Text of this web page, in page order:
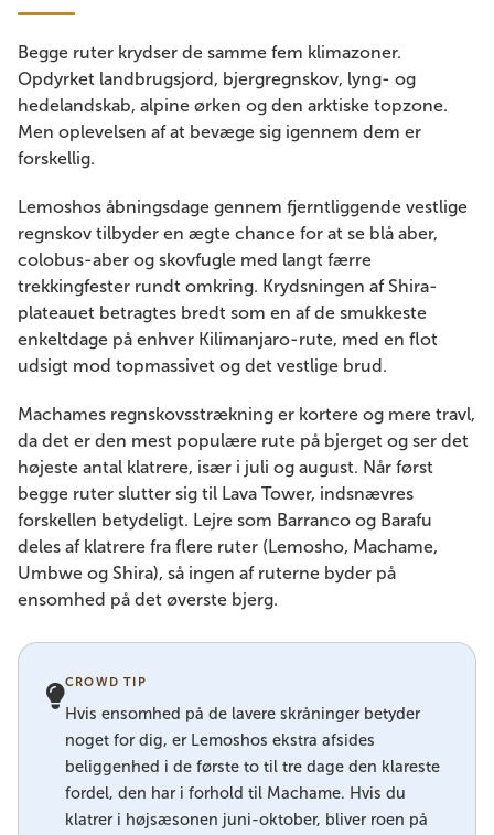
Begge ruter krydser de samme fem klimazoner.
Opdyrket landbrugsjord, bjergregnskov, lyng- og
hedelandskab, alpine ørken og den arktiske topzone.
Men oplevelsen af ​​at bevæge sig igennem dem er
forskellig.
Lemoshos åbningsdage gennem fjerntliggende vestlige
regnskov tilbyder en ægte chance for at se blå aber,
colobus-aber og skovfugle med langt færre
trekkingfester rundt omkring. Krydsningen af ​​Shira-
plateauet betragtes bredt som en af ​​de smukkeste
enkeltdage på enhver Kilimanjaro-rute, med en flot
udsigt mod topmassivet og det vestlige brud.
Machames regnskovsstrækning er kortere og mere travl,
da det er den mest populære rute på bjerget og ser det
højeste antal klatrere, især i juli og august. Når først
begge ruter slutter sig til Lava Tower, indsnævres
forskellen betydeligt. Lejre som Barranco og Barafu
deles af klatrere fra flere ruter (Lemosho, Machame,
Umbwe og Shira), så ingen af ​​ruterne byder på
ensomhed på det øverste bjerg.
CROWD TIP
Hvis ensomhed på de lavere skråninger betyder
noget for dig, er Lemoshos ekstra afsides
beliggenhed i de første to til tre dage den klareste
fordel, den har i forhold til Machame. Hvis du
klatrer i højsæsonen juni-oktober, bliver roen på